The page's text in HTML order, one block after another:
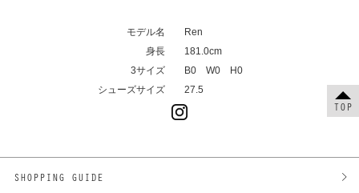
モデル名
Ren
身長
181.0cm
3サイズ
B0 W0 H0
シューズサイズ
27.5
TOP
SHOPPING GUIDE